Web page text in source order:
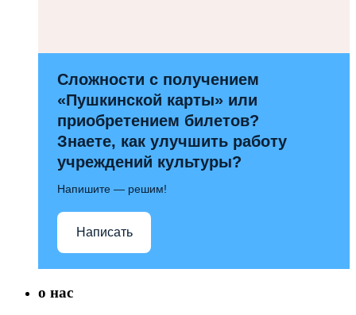
Сложности с получением
«Пушкинской карты» или
приобретением билетов?
Знаете, как улучшить работу
учреждений культуры?
Напишите — решим!
Написать
о нас